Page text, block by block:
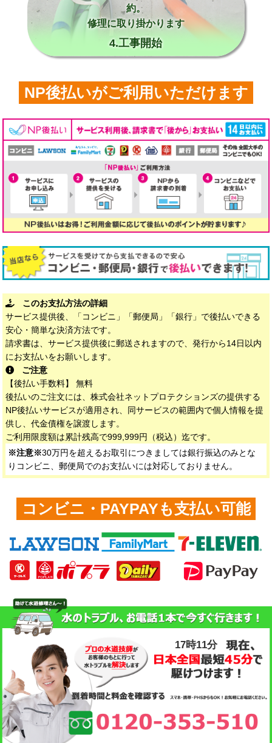
約。
修理に取り掛かります
4.工事開始
NP後払いがご利用いただけます
このお支払方法の詳細
サービス提供後、「コンビニ」「郵便局」「銀行」で後払いできる
安心・簡単な決済方法です。
請求書は、サービス提供後に郵送されますので、発行から14日以内
にお支払いをお願いします。
ご注意
【後払い手数料】 無料
後払いのご注文には、株式会社ネットプロテクションズの提供する
NP後払いサービスが適用され、同サービスの範囲内で個人情報を提
供し、代金債権を譲渡します。
ご利用限度額は累計残高で999,999円（税込）迄です。
※注意※30万円を超えるお取引につきましては銀行振込のみとな
りコンビニ、郵便局でのお支払いには対応しておりません。
コンビニ・PAYPAYも支払い可能
17時11分